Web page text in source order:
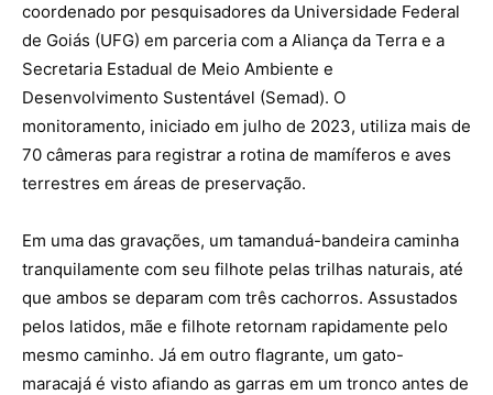
coordenado por pesquisadores da Universidade Federal
de Goiás (UFG) em parceria com a Aliança da Terra e a
Secretaria Estadual de Meio Ambiente e
Desenvolvimento Sustentável (Semad). O
monitoramento, iniciado em julho de 2023, utiliza mais de
70 câmeras para registrar a rotina de mamíferos e aves
terrestres em áreas de preservação.
Em uma das gravações, um tamanduá-bandeira caminha
tranquilamente com seu filhote pelas trilhas naturais, até
que ambos se deparam com três cachorros. Assustados
pelos latidos, mãe e filhote retornam rapidamente pelo
mesmo caminho. Já em outro flagrante, um gato-
maracajá é visto afiando as garras em um tronco antes de